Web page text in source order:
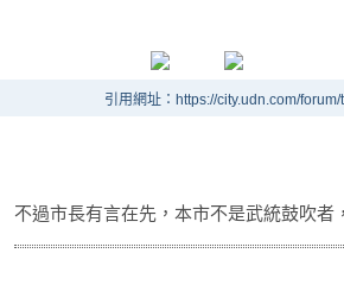
引用網址：https://city.udn.com/
不過市長有言在先，本市不是武統鼓吹